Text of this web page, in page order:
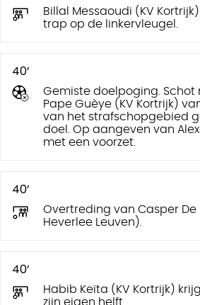
Billal Messaoudi (KV
trap op de linkervleugel.
40’
Gemiste doelpoging. Schot
Pape Guèye (KV Kortrijk)
van het strafschopgebied
doel. Op aangeven van
met een voorzet.
40’
Overtreding van Casper De
Heverlee Leuven).
40’
Habib Keïta (KV Kortrijk)
zijn eigen helft.